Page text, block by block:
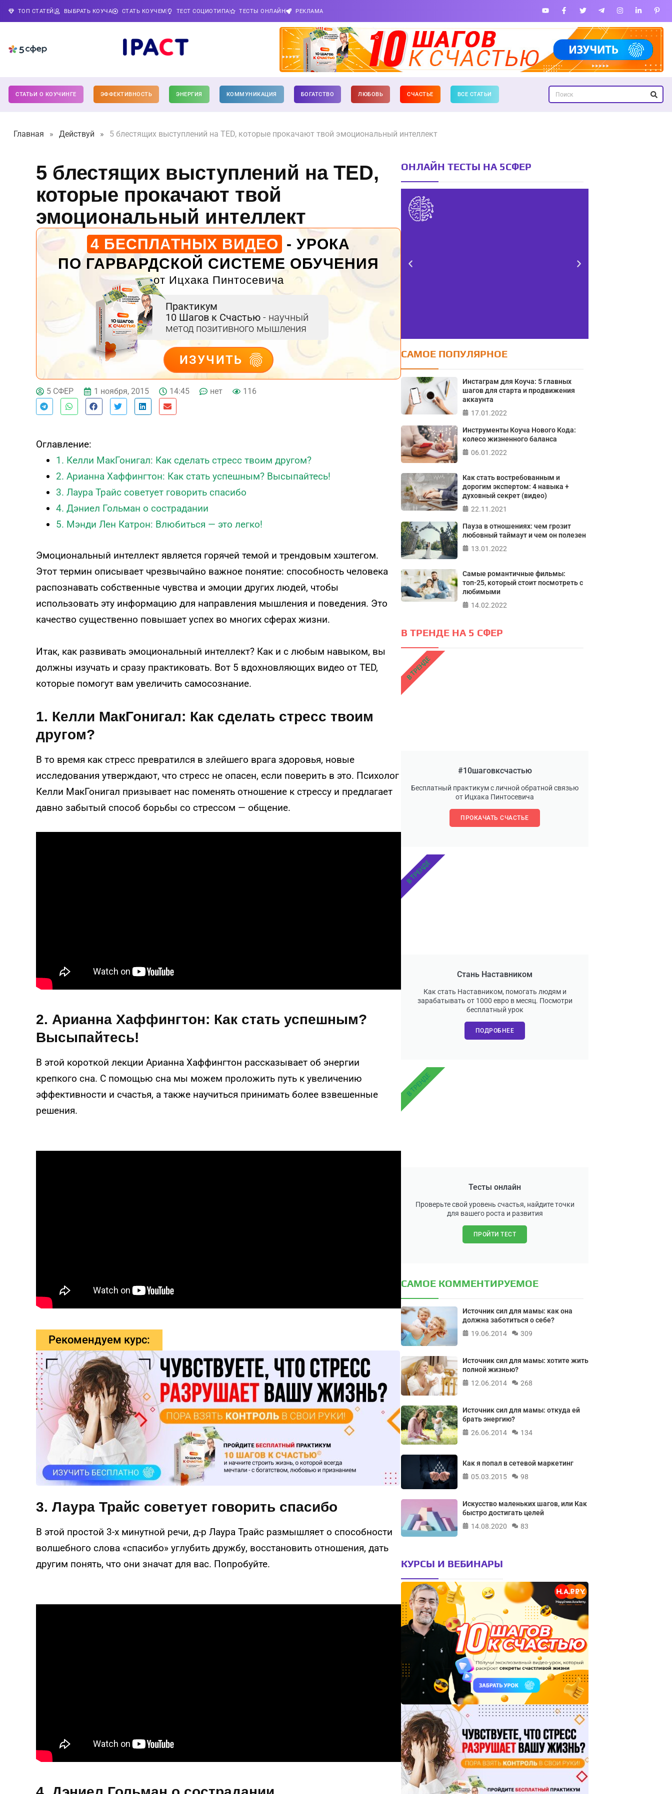
ТОП СТАТЕЙ ВЫБРАТЬ КОУЧА СТАТЬ КОУЧЕМ ТЕСТ СОЦИОТИПА ТЕСТЫ ОНЛАЙН РЕКЛАМА
СТАТЬИ О КОУЧИНГЕ ЭФФЕКТИВНОСТЬ ЭНЕРГИЯ КОММУНИКАЦИЯ БОГАТСТВО ЛЮБОВЬ СЧАСТЬЕ ВСЕ СТАТЬИ
Главная » Действуй » 5 блестящих выступлений на TED, которые прокачают твой эмоциональный интеллект
5 блестящих выступлений на TED,
которые прокачают твой
эмоциональный интеллект
4 БЕСПЛАТНЫХ ВИДЕО - УРОКА
ПО ГАРВАРДСКОЙ СИСТЕМЕ ОБУЧЕНИЯ
от Ицхака Пинтосевича
Практикум
10 Шагов к Счастью - научный
метод позитивного мышления
ИЗУЧИТЬ
ДЕЙСТВУЙ
5 СФЕР 1 ноября, 2015 14:45 нет 116
Оглавление:
1. Келли МакГонигал: Как сделать стресс твоим другом?
2. Арианна Хаффингтон: Как стать успешным? Высыпайтесь!
3. Лаура Трайс советует говорить спасибо
4. Дэниел Гольман о сострадании
5. Мэнди Лен Катрон: Влюбиться — это легко!
Эмоциональный интеллект является горячей темой и трендовым хэштегом.
Этот термин описывает чрезвычайно важное понятие: способность человека
распознавать собственные чувства и эмоции других людей, чтобы
использовать эту информацию для направления мышления и поведения. Это
качество существенно повышает успех во многих сферах жизни.
Итак, как развивать эмоциональный интеллект? Как и с любым навыком, вы
должны изучать и сразу практиковать. Вот 5 вдохновляющих видео от TED,
которые помогут вам увеличить самосознание.
1. Келли МакГонигал: Как сделать стресс твоим
другом?
В то время как стресс превратился в злейшего врага здоровья, новые
исследования утверждают, что стресс не опасен, если поверить в это. Психолог
Келли МакГонигал призывает нас поменять отношение к стрессу и предлагает
давно забытый способ борьбы со стрессом — общение.
2. Арианна Хаффингтон: Как стать успешным?
Высыпайтесь!
В этой короткой лекции Арианна Хаффингтон рассказывает об энергии
крепкого сна. С помощью сна мы можем проложить путь к увеличению
эффективности и счастья, а также научиться принимать более взвешенные
решения.
Рекомендуем курс:
3. Лаура Трайс советует говорить спасибо
В этой простой 3-х минутной речи, д-р Лаура Трайс размышляет о способности
волшебного слова «спасибо» углубить дружбу, восстановить отношения, дать
другим понять, что они значат для вас. Попробуйте.
ОНЛАЙН ТЕСТЫ НА 5СФЕР
Тест FERMI
FERMI - современная методика
оценки уровня счастья в 5 главных
сферах
ПРОЙТИ ТЕСТ
САМОЕ ПОПУЛЯРНОЕ
Инстаграм для Коуча: 5 главных
шагов для старта и продвижения
аккаунта
17.01.2022
Инструменты Коуча Нового Кода:
колесо жизненного баланса
06.01.2022
Как стать востребованным и
дорогим экспертом: 4 навыка +
духовный секрет (видео)
22.11.2021
Пауза в отношениях: чем грозит
любовный таймаут и чем он полезен
13.01.2022
Самые романтичные фильмы:
топ-25, который стоит посмотреть с
любимыми
14.02.2022
В ТРЕНДЕ НА 5 СФЕР
#10шаговксчастью
Бесплатный практикум с личной обратной связью
от Ицхака Пинтосевича
ПРОКАЧАТЬ СЧАСТЬЕ
В ТРЕНДЕ
Стань Наставником
Как стать Наставником, помогать людям и
зарабатывать от 1000 евро в месяц. Посмотри
бесплатный урок
ПОДРОБНЕЕ
В ТРЕНДЕ
Тесты онлайн
Проверьте свой уровень счастья, найдите точки
для вашего роста и развития
ПРОЙТИ ТЕСТ
В ТРЕНДЕ
САМОЕ КОММЕНТИРУЕМОЕ
Источник сил для мамы: как она
должна заботиться о себе?
19.06.2014
309
Источник сил для мамы: хотите жить
полной жизнью?
12.06.2014
268
Источник сил для мамы: откуда ей
брать энергию?
26.06.2014
134
Как я попал в сетевой маркетинг
05.03.2015
98
Искусство маленьких шагов, или Как
быстро достигать целей
14.08.2020
83
КУРСЫ И ВЕБИНАРЫ